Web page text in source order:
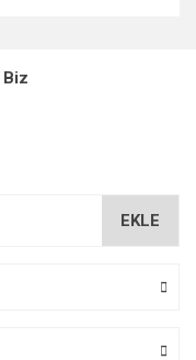
bulunuyor.
olmalı.
Biz
EKLE